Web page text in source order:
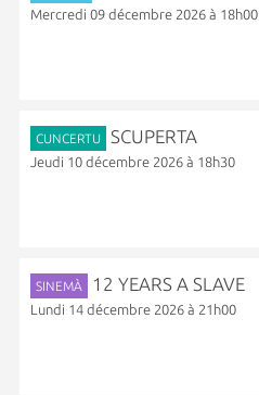
Mercredi 09 décembre 2026 à 18h00
CUNCERTU SCUPERTA
Jeudi 10 décembre 2026 à 18h30
SINEMÀ 12 YEARS A SLAVE
Lundi 14 décembre 2026 à 21h00